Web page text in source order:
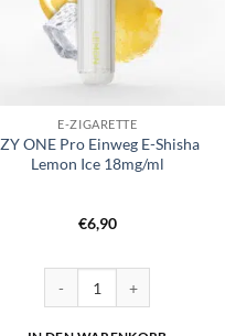
E-ZIGARETTE
ONE Pro Einweg E-Shisha
Lemon Ice 18mg/ml
€6,90